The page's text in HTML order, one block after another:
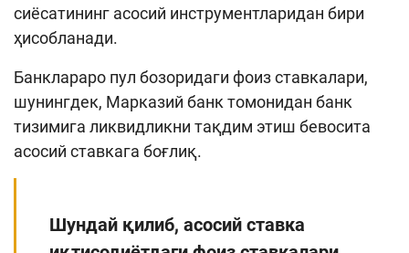
Ўқув қўлланмалар
Лойиҳалар
Интерактив хизматлар
Фотогалерея
Лойиҳа ҳақида
Сайт харитаси
сиёсатининг асосий инструментларидан бири
ҳисобланади.
Банклараро пул бозоридаги фоиз ставкалари,
шунингдек, Марказий банк томонидан банк
тизимига ликвидликни тақдим этиш бевосита
асосий ставкага боғлиқ.
Шундай қилиб, асосий ставка